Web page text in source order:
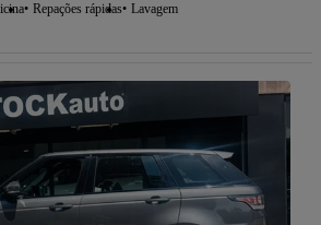
Repações rápidas Lavagem